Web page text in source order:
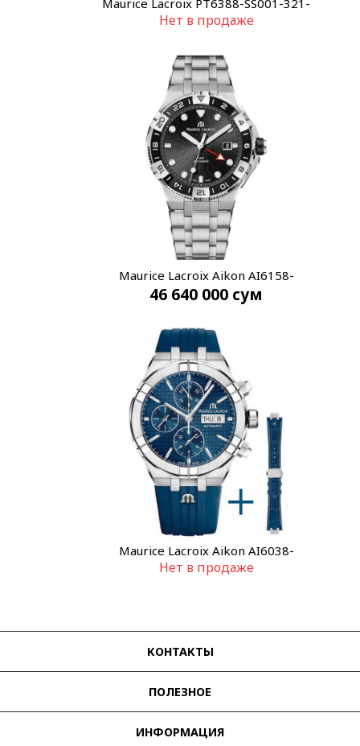
2
Нет в продаже
Maurice Lacroix Aikon AI6158-
SS002-330-1
46 640 000 сум
Maurice Lacroix Aikon AI6038-
SS00B-430-4
Нет в продаже
КОНТАКТЫ
ПОЛЕЗНОЕ
ИНФОРМАЦИЯ